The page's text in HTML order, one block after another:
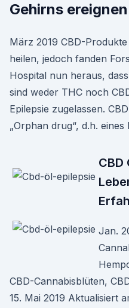
Gehirns
März 2019 CBD-
heilen, jedoch fanden
Hospital nun heraus,
sind weder THC noch
Epilepsie zugelassen.
„Orphan drug“, d.h.
CBD
Jan.
CBD-Cannabisblüten,
15. Mai 2019 Aktualisiert